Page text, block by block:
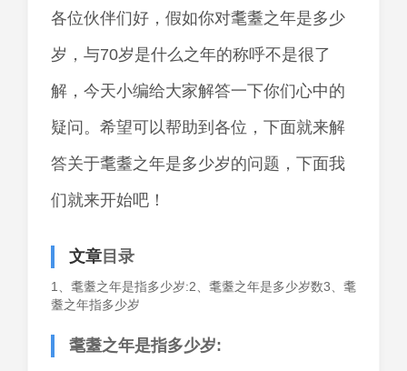
各位伙伴们好，假如你对耄耋之年是多少
岁，与70岁是什么之年的称呼不是很了
解，今天小编给大家解答一下你们心中的
疑问。希望可以帮助到各位，下面就来解
答关于耄耋之年是多少岁的问题，下面我
们就来开始吧！
文章 目录
1、耄耋之年是指多少岁:2、耄耋之年是多少岁数3、耄
耋之年指多少岁
耄耋之年是指多少岁: